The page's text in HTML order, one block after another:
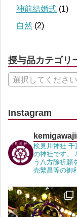
神前結婚式 (1)
自然 (2)
授与品カテゴリ
選択してください
Instagram
検見川神社 千
の神社です。
う八方除祈願
売繁昌等の御